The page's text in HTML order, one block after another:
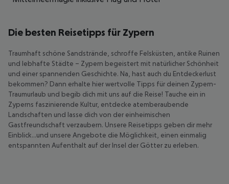
Die besten Reisetipps für Zypern
Traumhaft schöne Sandstrände, schroffe Felsküsten, antike Ruinen
und lebhafte Städte – Zypern begeistert mit natürlicher Schönheit
und einer spannenden Geschichte. Na, hast auch du Entdeckerlust
bekommen? Dann erhalte hier wertvolle Tipps für deinen Zypern-
Traumurlaub und begib dich mit uns auf die Reise! Tauche ein in
Zyperns faszinierende Kultur, entdecke atemberaubende
Landschaften und lasse dich von der einheimischen
Gastfreundschaft verzaubern. Unsere Reisetipps geben dir mehr
Einblick...und unsere Angebote die Möglichkeit, einen einmalig
entspannten Aufenthalt auf der Insel der Götter zu erleben.